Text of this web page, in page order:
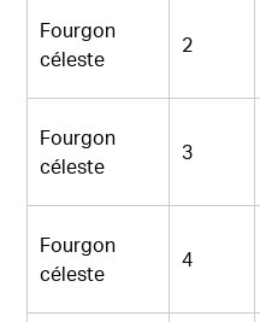
Fourgon
céleste
2
Fourgon
céleste
3
Fourgon
céleste
4